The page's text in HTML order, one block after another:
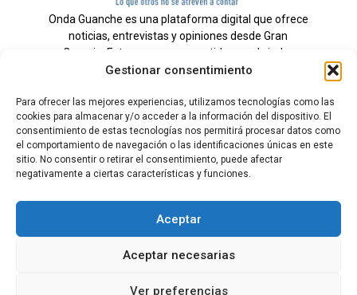
Gestionar consentimiento
Para ofrecer las mejores experiencias, utilizamos tecnologías como las
cookies para almacenar y/o acceder a la información del dispositivo. El
consentimiento de estas tecnologías nos permitirá procesar datos como
el comportamiento de navegación o las identificaciones únicas en este
sitio. No consentir o retirar el consentimiento, puede afectar
negativamente a ciertas características y funciones.
Aceptar
Aceptar necesarias
Ver preferencias
Onda Guanche es una plataforma digital que ofrece
noticias, entrevistas y opiniones desde Gran
Canaria. Estamos comprometidos con brindar
información veraz y un periodismo independiente a
Todos los derechos reservados.
Radio
Contacto
Aviso Legal